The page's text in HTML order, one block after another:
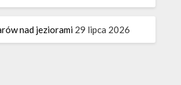
nad jeziorami 29 lipca 2026